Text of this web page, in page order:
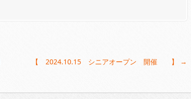
【 2024.10.15 シニアオープン 開催 】 →